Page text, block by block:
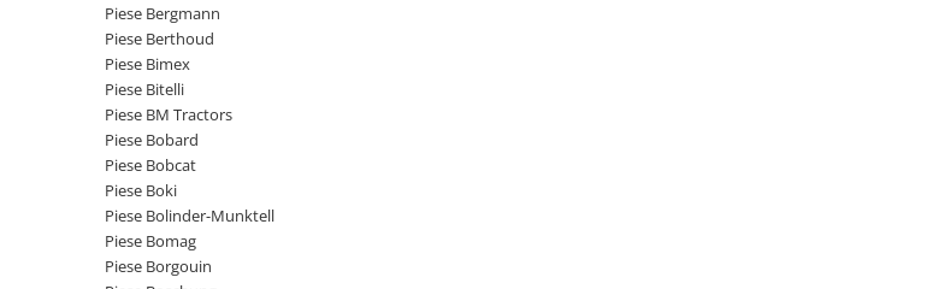
Vibrochen - ax came - arbore cotit
Camasa piston
Segmenti motor
Cablu acceleratie
Senzori de presiune ulei
Vaporizatoare
Radiatoare AC
Piese Deutz Fahr
Piese Atlas Copco
Piese Hitachi
Piese Vermeer
Piese Socage
Piese Kaeser
Piese Bergmann
Piese Berthoud
Piese Bimex
Piese Bitelli
Piese BM Tractors
Piese Bobard
Piese Bobcat
Piese Boki
Piese Bolinder-Munktell
Piese Bomag
Piese Borgouin